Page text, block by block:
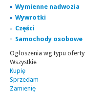
Wymienne nadwozia
Wywrotki
Części
Samochody osobowe
Ogłoszenia wg typu oferty
Wszystkie
Kupię
Sprzedam
Zamienię